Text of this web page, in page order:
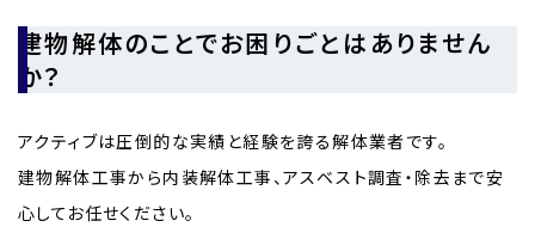
建物解体のことでお困りごとはありません
か？
アクティブは圧倒的な実績と経験を誇る解体業者です。
建物解体工事から内装解体工事、アスベスト調査・除去まで安
心してお任せください。